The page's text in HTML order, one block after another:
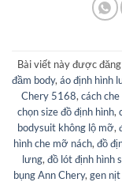
Bài viết này được
đầm body, áo định hình
Chery 5168, cách
chọn size đồ định hình,
bodysuit không lộ mỡ,
hình che mỡ nách, đồ
lưng, đồ lót định hình
bụng Ann Chery, gen